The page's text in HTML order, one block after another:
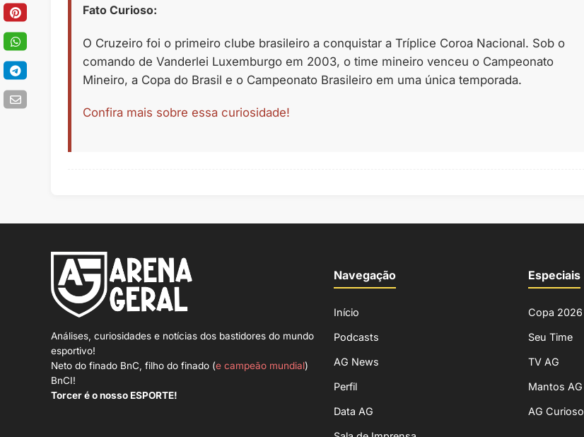
Fato Curioso:
O Cruzeiro foi o primeiro clube brasileiro a conquistar a Tríplice Coroa Nacional. Sob o
comando de Vanderlei Luxemburgo em 2003, o time mineiro venceu o Campeonato
Mineiro, a Copa do Brasil e o Campeonato Brasileiro em uma única temporada.
Confira mais sobre essa curiosidade!
Análises, curiosidades e notícias dos bastidores do mundo
esportivo!
Neto do finado BnC, filho do finado (e campeão mundial)
BnCI!
Torcer é o nosso ESPORTE!
Navegação
Início
Podcasts
AG News
Perfil
Data AG
Especiais
Copa 2026
Seu Time
TV AG
Mantos AG
AG Curioso